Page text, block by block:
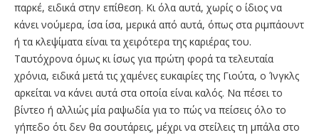
παρκέ, ειδικά στην επίθεση. Κι όλα αυτά, χωρίς ο ίδιος να
κάνει νούμερα, ίσα ίσα, μερικά από αυτά, όπως στα ριμπάουντ
ή τα κλεψίματα είναι τα χειρότερα της καριέρας του.
Ταυτόχρονα όμως κι ίσως για πρώτη φορά τα τελευταία
χρόνια, ειδικά μετά τις χαμένες ευκαιρίες της Γιούτα, ο Ίνγκλς
αρκείται να κάνει αυτά στα οποία είναι καλός. Να πέσει το
βίντεο ή αλλιώς μία ραψωδία για το πώς να πείσεις όλο το
γήπεδο ότι δεν θα σουτάρεις, μέχρι να στείλεις τη μπάλα στο